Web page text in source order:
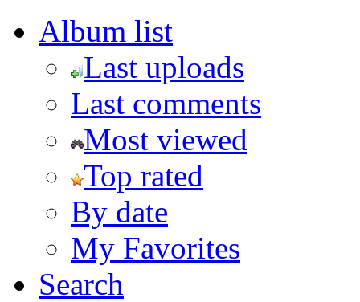
Album list
Last uploads
Last comments
Most viewed
Top rated
By date
My Favorites
Search